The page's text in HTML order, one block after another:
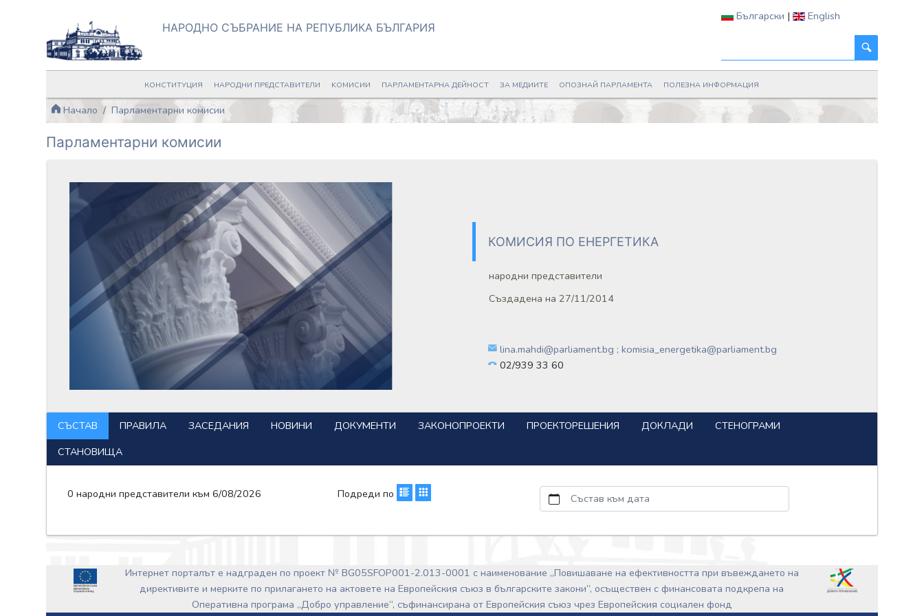
НАРОДНО СЪБРАНИЕ НА РЕПУБЛИКА БЪЛГАРИЯ
Български | English
КОНСТИТУЦИЯ НАРОДНИ ПРЕДСТАВИТЕЛИ KОМИСИИ ПАРЛАМЕНТАРНА ДЕЙНОСТ ЗА МЕДИИТЕ ОПОЗНАЙ ПАРЛАМЕНТА ПОЛЕЗНА ИНФОРМАЦИЯ
Начало Парламентарни комисии
Парламентарни комисии
КОМИСИЯ ПО ЕНЕРГЕТИКА
народни представители
Създадена на 27/11/2014
lina.mahdi@parliament.bg ; komisia_energetika@parliament.bg
02/939 33 60
СЪСТАВ ПРАВИЛА ЗАСЕДАНИЯ НОВИНИ ДОКУМЕНТИ ЗАКОНОПРОЕКТИ ПРОЕКТОРЕШЕНИЯ ДОКЛАДИ
СТЕНОГРАМИ
СТАНОВИЩА
0 народни представители към 6/08/2026 Подреди по Състав към дата
Интернет порталът е надграден по проект № BG05SFOP001-2.013-0001 с наименование „Повишаване на ефективността при въвеждането на
директивите и мерките по прилагането на актовете на Европейския съюз в българските закони”, осъществен с финансовата подкрепа на
Оперативна програма „Добро управление“, съфинансирана от Европейския съюз чрез Европейския социален фонд